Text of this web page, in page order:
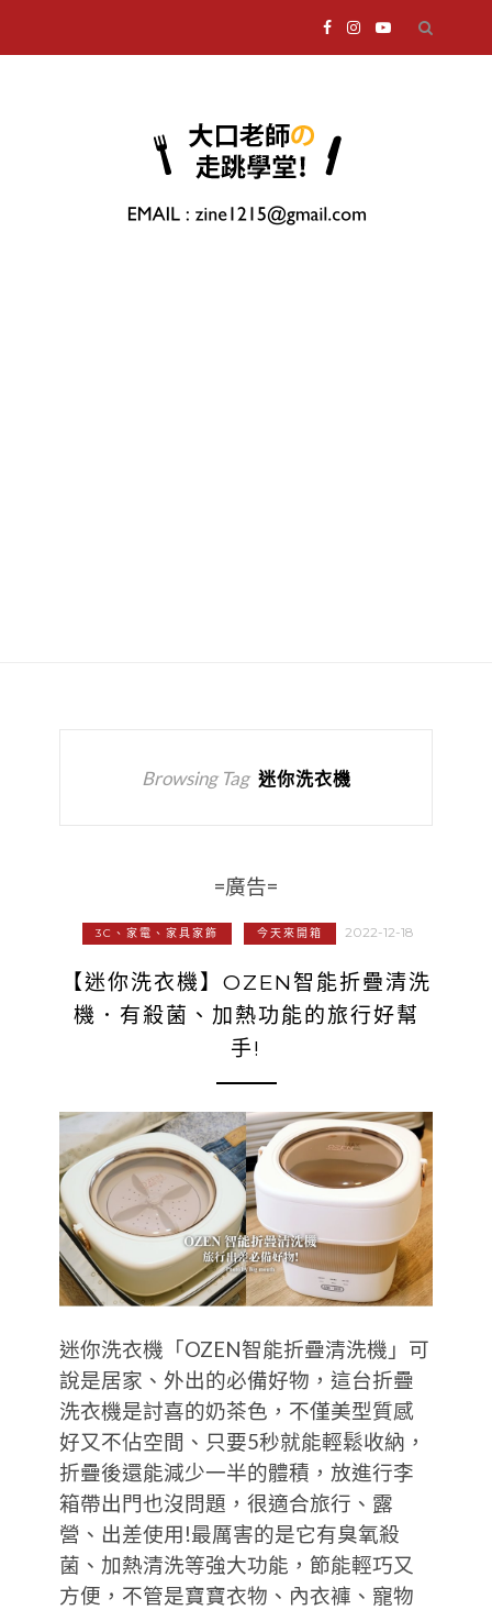
Browsing Tag 迷你洗衣機
=廣告=
3C、家電、家具家飾 今天來開箱 2022-12-18
【迷你洗衣機】OZEN智能折疊清洗
機．有殺菌、加熱功能的旅行好幫
手!
迷你洗衣機「OZEN智能折疊清洗機」可
說是居家、外出的必備好物，這台折疊
洗衣機是討喜的奶茶色，不僅美型質感
好又不佔空間、只要5秒就能輕鬆收納，
折疊後還能減少一半的體積，放進行李
箱帶出門也沒問題，很適合旅行、露
營、出差使用!最厲害的是它有臭氧殺
菌、加熱清洗等強大功能，節能輕巧又
方便，不管是寶寶衣物、內衣褲、寵物